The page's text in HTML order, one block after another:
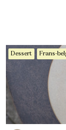
Dessert Frans-